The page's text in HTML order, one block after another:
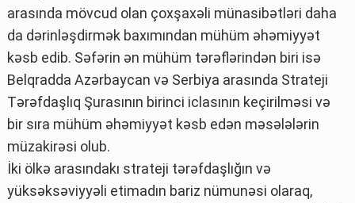
arasında mövcud olan çoxşaxəli münasibətləri daha
da dərinləşdirmək baxımından mühüm əhəmiyyət
kəsb edib. Səfərin ən mühüm tərəflərindən biri isə
Belqradda Azərbaycan və Serbiya arasında Strateji
Tərəfdaşlıq Şurasının birinci iclasının keçirilməsi və
bir sıra mühüm əhəmiyyət kəsb edən məsələlərin
müzakirəsi olub.
İki ölkə arasındakı strateji tərəfdaşlığın və
yüksəksəviyyəli etimadın bariz nümunəsi olaraq,